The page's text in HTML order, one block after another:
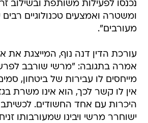
נכנסו לפעילות משותפת ובשילוב
ומשטרה ואמצעים טכנולוגיים
מעורבים".
עורכת הדין דנה נוף, המייצגת את
אמרה בתגובה: "מרשי שורבב
מייחסים לו עבירות של ביטחון,
אין לו קשר לכך, הוא אינו משרת
היכרות עם אחד החשודים.
ישוחרר מרשי ויבינו שמעורבותו